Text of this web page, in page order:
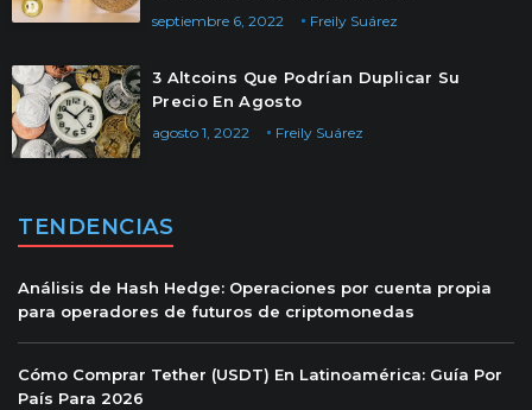
Freily Suárez
septiembre 6, 2022
3 Altcoins Que Podrían Duplicar Su
Precio En Agosto
Freily Suárez
agosto 1, 2022
TENDENCIAS
Análisis de Hash Hedge: Operaciones por cuenta propia
para operadores de futuros de criptomonedas
Cómo Comprar Tether (USDT) En Latinoamérica: Guía Por
País Para 2026